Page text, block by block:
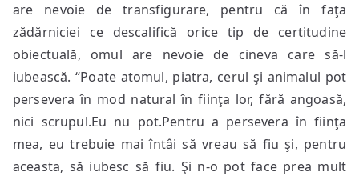
are nevoie de transfigurare, pentru că în faţa
zădărniciei ce descalifică orice tip de certitudine
obiectuală, omul are nevoie de cineva care să-l
iubească. “Poate atomul, piatra, cerul şi animalul pot
persevera în mod natural în fiinţa lor, fără angoasă,
nici scrupul.Eu nu pot.Pentru a persevera în fiinţa
mea, eu trebuie mai întâi să vreau să fiu şi, pentru
aceasta, să iubesc să fiu. Şi n-o pot face prea mult